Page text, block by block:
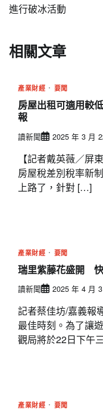
覽
進行破冰活動
相關文章
產業財經 要聞
房屋出租可適用較
報
讀新聞 2025 年 3 月
【記者戴英薇／屏
房屋稅差別稅率新
上路了，針對 […]
產業財經 要聞
瑞里紫藤花盛開
讀新聞 2025 年 4 月
記者蔡佳坊/嘉義報
最佳時刻。為了讓
觀局將於22日下午
產業財經 要聞